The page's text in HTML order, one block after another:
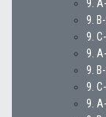
9.
9.
9.
9.
9.
9.
9.